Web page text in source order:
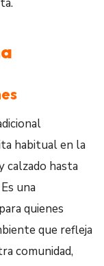
habitual en la
calzado hasta
una
quienes
que refleja
comunidad,